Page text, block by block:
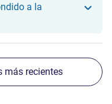
a la
más recientes